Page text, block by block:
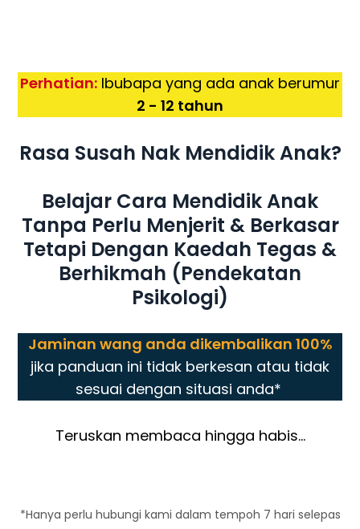
Perhatian: Ibubapa yang ada anak berumur
2 - 12 tahun
Rasa Susah Nak Mendidik Anak?
Belajar Cara Mendidik Anak
Tanpa Perlu Menjerit & Berkasar
Tetapi Dengan Kaedah Tegas &
Berhikmah (Pendekatan
Psikologi)
Jaminan wang anda dikembalikan 100%
jika panduan ini tidak berkesan atau tidak
sesuai dengan situasi anda*
Teruskan membaca hingga habis...
*Hanya perlu hubungi kami dalam tempoh 7 hari selepas